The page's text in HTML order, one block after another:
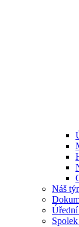
Náš
Úřední